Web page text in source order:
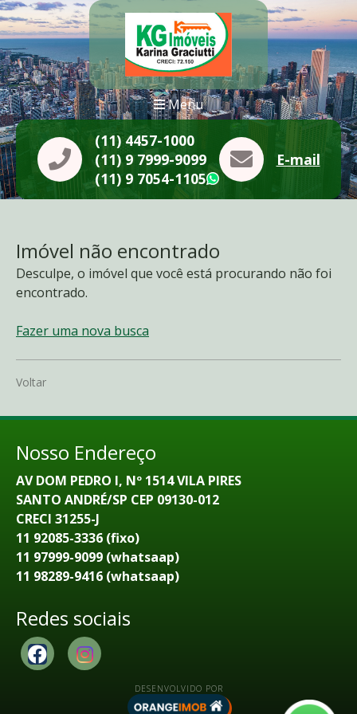
Menu
(11) 4457-1000
(11) 9 7999-9099
(11) 9 7054-1105
WhatsApp
E-mail
Imóvel não encontrado
Desculpe, o imóvel que você está procurando não foi
encontrado.
Fazer uma nova busca
Voltar
Nosso Endereço
AV DOM PEDRO I, Nº 1514 VILA PIRES
SANTO ANDRÉ/SP CEP 09130-012
CRECI 31255-J
11 92085-3336 (fixo)
11 97999-9099 (whatsaap)
11 98289-9416 (whatsaap)
Redes sociais
DESENVOLVIDO POR